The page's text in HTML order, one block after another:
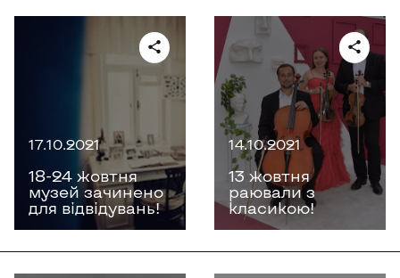
17.10.2021
18-24 жовтня
музей зачинено
для відвідувань!
14.10.2021
13 жовтня
раювали з
класикою!